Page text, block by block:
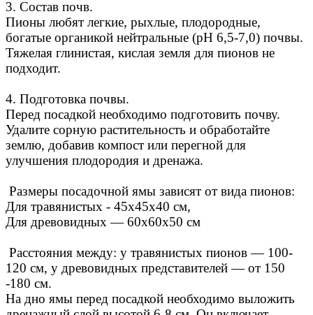
3. Состав почв.
Пионы любят легкие, рыхлые, плодородные,
богатые органикой нейтральные (рН 6,5-7,0) почвы.
Тяжелая глинистая, кислая земля для пионов не
подходит.
4. Подготовка почвы.
Перед посадкой необходимо подготовить почву.
Удалите сорную растительность и обработайте
землю, добавив компост или перегной для
улучшения плодородия и дренажа.
Размеры посадочной ямы зависят от вида пионов:
Для травянистых - 45х45х40 см,
Для древовидных — 60х60х50 см
Расстояния между: у травянистых пионов — 100-
120 см, у древовидных представителей — от 150
-180 см.
На дно ямы перед посадкой необходимо выложить